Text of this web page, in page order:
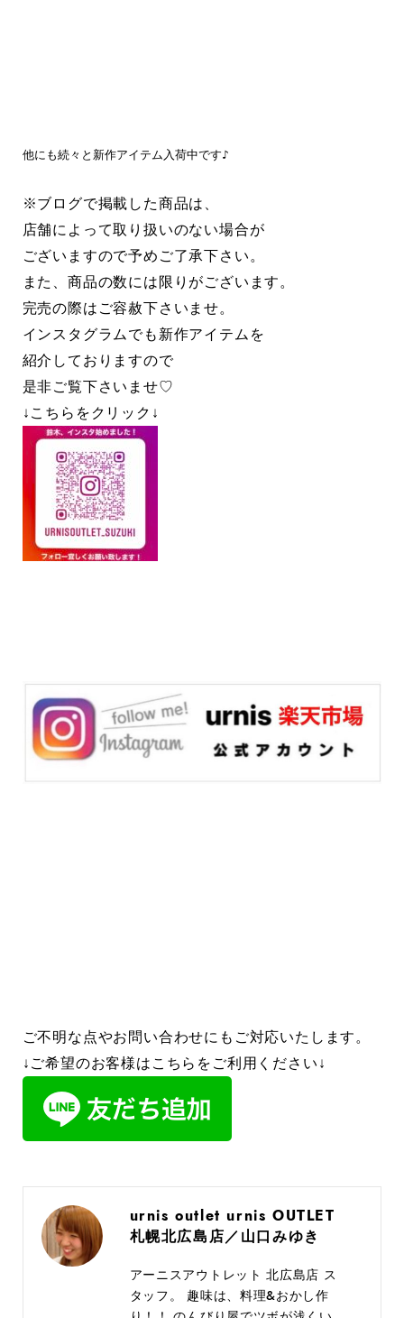
他にも続々と新作アイテム入荷中です♪
※ブログで掲載した商品は、
店舗によって取り扱いのない場合が
ございますので予めご了承下さい。
また、商品の数には限りがございます。
完売の際はご容赦下さいませ。
インスタグラムでも新作アイテムを
紹介しておりますので
是非ご覧下さいませ♡
↓こちらをクリック↓
ご不明な点やお問い合わせにもご対応いたします。
↓ご希望のお客様はこちらをご利用ください↓
urnis outlet urnis OUTLET
札幌北広島店／山口みゆき
アーニスアウトレット 北広島店 ス
タッフ。 趣味は、料理&おかし作